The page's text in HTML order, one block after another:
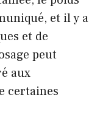
et il y a
et de
peut
aux
certaines